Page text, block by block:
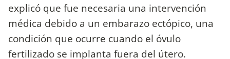
explicó que fue necesaria una intervención
médica debido a un embarazo ectópico, una
condición que ocurre cuando el óvulo
fertilizado se implanta fuera del útero.